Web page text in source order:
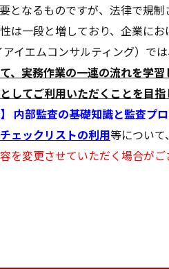
となるものですが、法律で規
は一段と増しており、企業にお
イエムコンサルティング）では
、実務作業の一連の流れを学
してご利用いただくことを目指
内部監査の基礎知識と監査プ
ェックリストの利用等について
変更させていただく場合がご